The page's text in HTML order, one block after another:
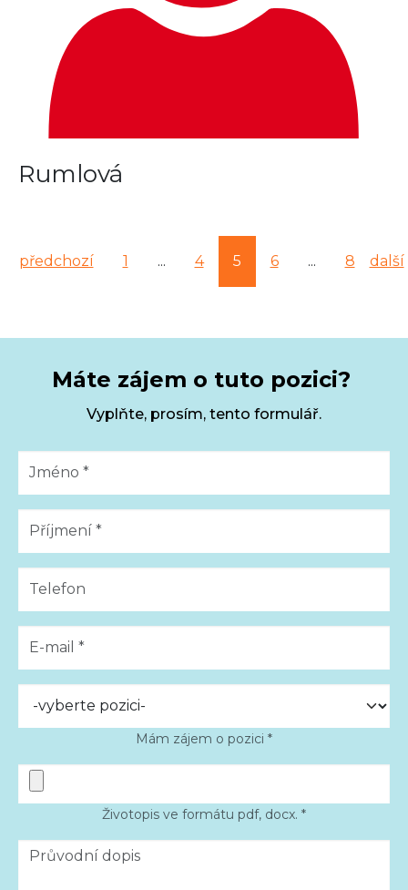
Rumlová
předchozí 1 ... 4 5 6 ... 8 další
Máte zájem o tuto pozici?
Vyplňte, prosím, tento formulář.
Mám zájem o pozici *
Životopis ve formátu pdf, docx. *